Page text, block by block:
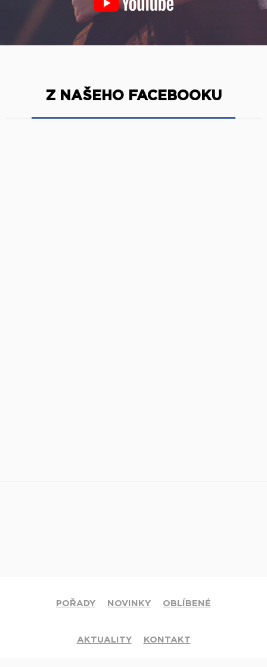
Z NAŠEHO FACEBOOKU
POŘADY NOVINKY OBLÍBENÉ
AKTUALITY KONTAKT